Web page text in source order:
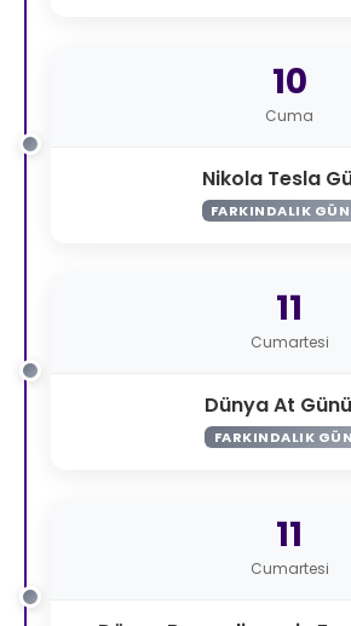
10
Cuma
Nikola Tesla
FARKINDALIK
11
Cumartesi
Dünya At Günü
FARKINDALIK
11
Cumartesi